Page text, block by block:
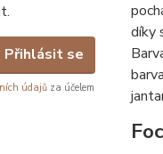
Přihlásit se
údajů za účelem
díky